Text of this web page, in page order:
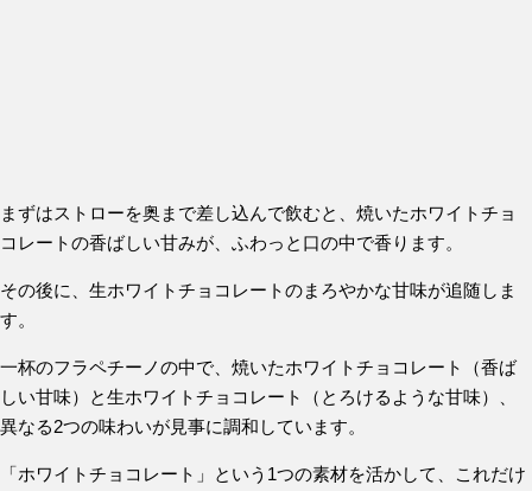
まずはストローを奥まで差し込んで飲むと、焼いたホワイトチョ
コレートの香ばしい甘みが、ふわっと口の中で香ります。
その後に、生ホワイトチョコレートのまろやかな甘味が追随しま
す。
一杯のフラペチーノの中で、焼いたホワイトチョコレート（香ば
しい甘味）と生ホワイトチョコレート（とろけるような甘味）、
異なる2つの味わいが見事に調和しています。
「ホワイトチョコレート」という1つの素材を活かして、これだけ